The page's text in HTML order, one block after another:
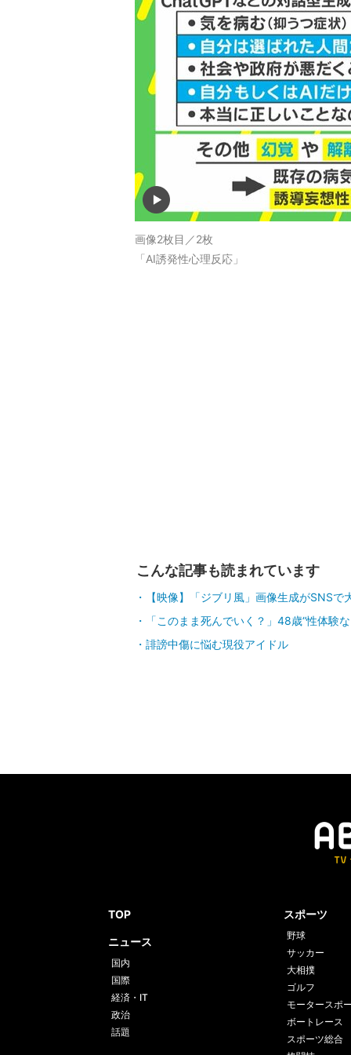
画像2枚目／2枚
「AI誘発性心理反応」
こんな記事も読まれています
【映像】「ジブリ風」画像生成がSNSで
「このまま死んでいく？」48歳“性体験
誹謗中傷に悩む現役アイドル
TOP
ニュース
国内
国際
経済・IT
政治
話題
スポーツ
野球
サッカー
大相撲
ゴルフ
モータースポ
ボートレース
スポーツ総合